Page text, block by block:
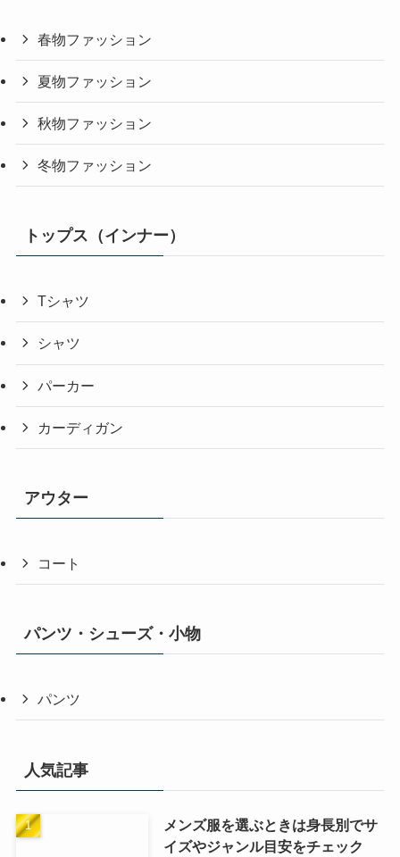
春物ファッション
夏物ファッション
秋物ファッション
冬物ファッション
トップス（インナー）
Tシャツ
シャツ
パーカー
カーディガン
アウター
コート
パンツ・シューズ・小物
パンツ
人気記事
メンズ服を選ぶときは身長別でサ
イズやジャンル目安をチェック